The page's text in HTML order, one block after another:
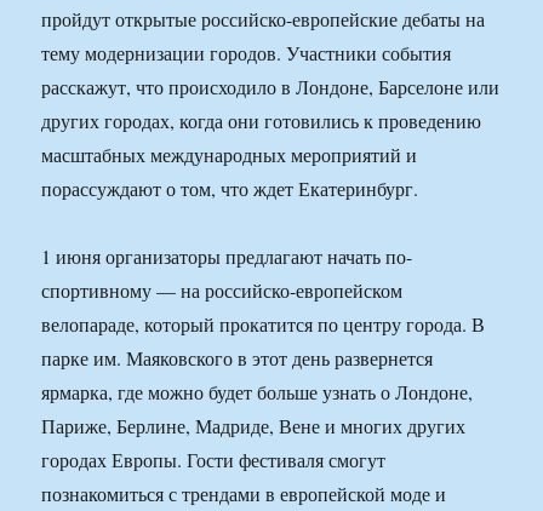
пройдут открытые российско-европейские дебаты на
тему модернизации городов. Участники события
расскажут, что происходило в Лондоне, Барселоне или
других городах, когда они готовились к проведению
масштабных международных мероприятий и
порассуждают о том, что ждет Екатеринбург.
1 июня организаторы предлагают начать по-
спортивному — на российско-европейском
велопараде, который прокатится по центру города. В
парке им. Маяковского в этот день развернется
ярмарка, где можно будет больше узнать о Лондоне,
Париже, Берлине, Мадриде, Вене и многих других
городах Европы. Гости фестиваля смогут
познакомиться с трендами в европейской моде и